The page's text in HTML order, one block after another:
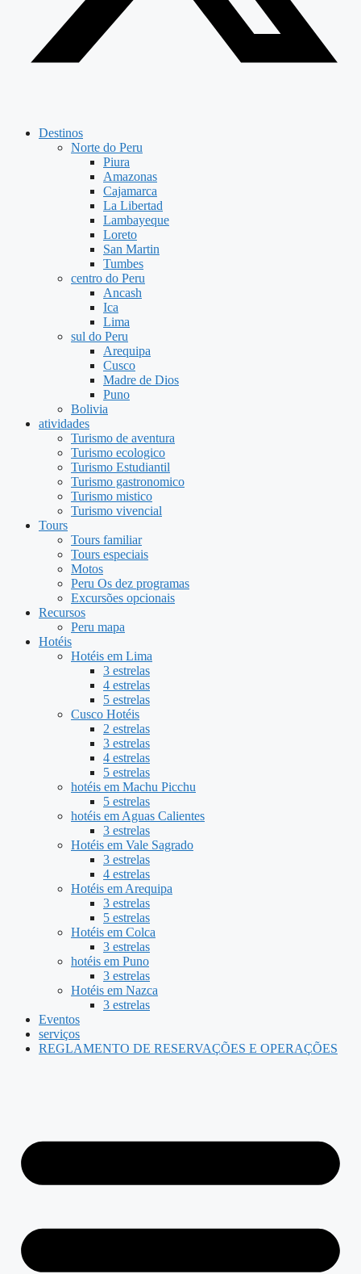
Destinos
Norte do Peru
Piura
Amazonas
Cajamarca
La Libertad
Lambayeque
Loreto
San Martin
Tumbes
centro do Peru
Ancash
Ica
Lima
sul do Peru
Arequipa
Cusco
Madre de Dios
Puno
Bolivia
atividades
Turismo de aventura
Turismo ecologico
Turismo Estudiantil
Turismo gastronomico
Turismo mistico
Turismo vivencial
Tours
Tours familiar
Tours especiais
Motos
Peru Os dez programas
Excursões opcionais
Recursos
Peru mapa
Hotéis
Hotéis em Lima
3 estrelas
4 estrelas
5 estrelas
Cusco Hotéis
2 estrelas
3 estrelas
4 estrelas
5 estrelas
hotéis em Machu Picchu
5 estrelas
hotéis em Aguas Calientes
3 estrelas
Hotéis em Vale Sagrado
3 estrelas
4 estrelas
Hotéis em Arequipa
3 estrelas
5 estrelas
Hotéis em Colca
3 estrelas
hotéis em Puno
3 estrelas
Hotéis em Nazca
3 estrelas
Eventos
serviços
REGLAMENTO DE RESERVAÇÕES E OPERAÇÕES